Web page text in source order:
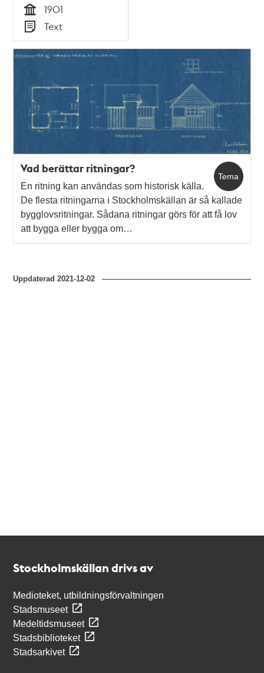
1901
Tid
1901
Typ
Text
Tema
Vad berättar ritningar?
En ritning kan användas som historisk källa.
De flesta ritningarna i Stockholmskällan är så kallade
bygglovsritningar. Sådana ritningar görs för att få lov
att bygga eller bygga om…
Uppdaterad2021-12-02
Stockholmskällan drivs av
Medioteket, utbildningsförvaltningen
Stadsmuseet
Medeltidsmuseet
Stadsbiblioteket
Stadsarkivet